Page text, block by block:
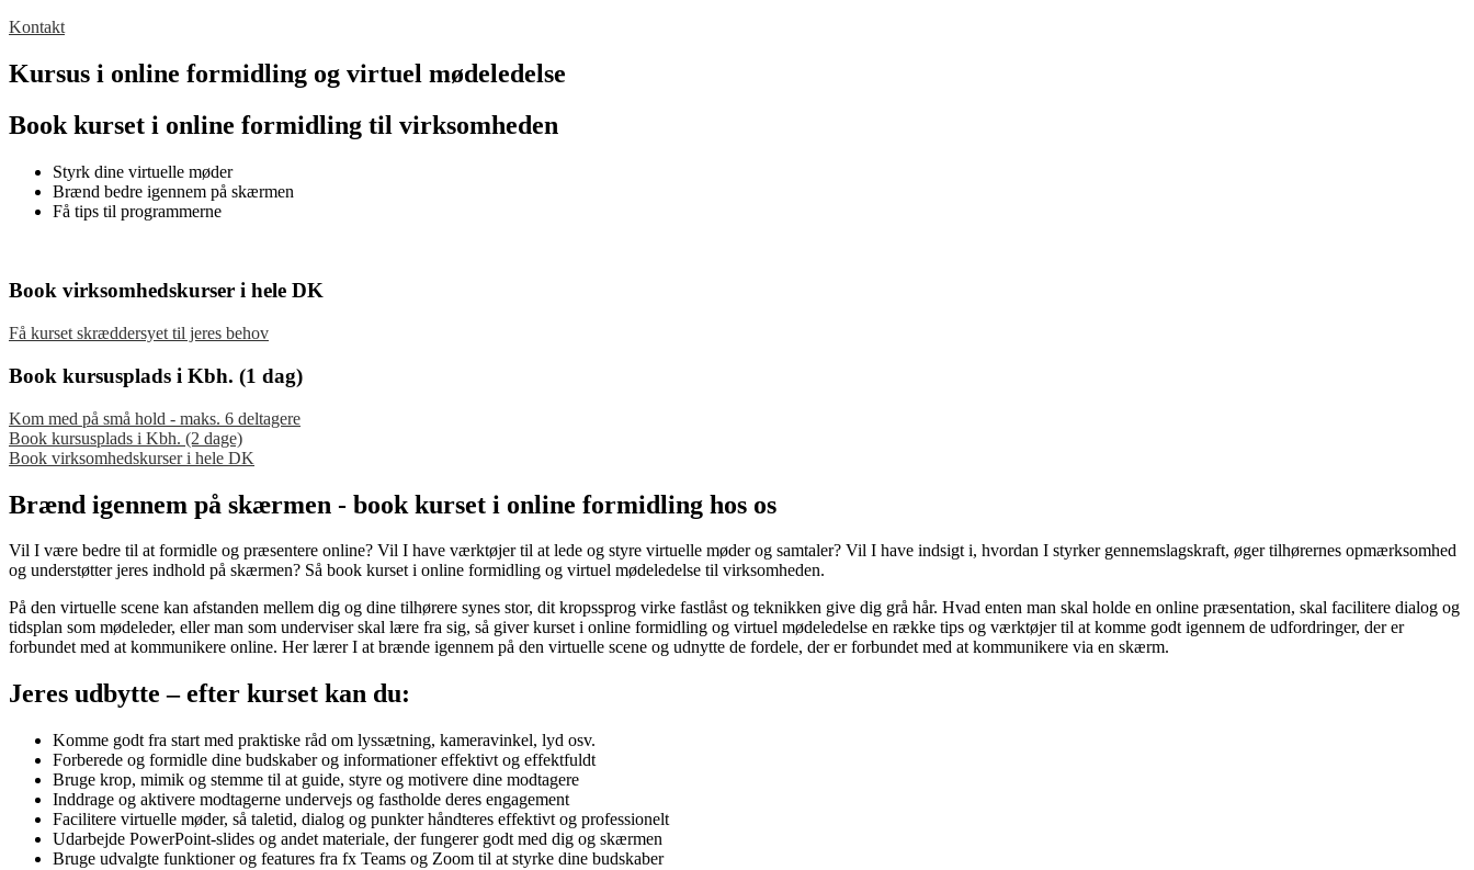
Kontakt
Kursus i online formidling og virtuel mødeledelse
Book kurset i online formidling til virksomheden
Styrk dine virtuelle møder
Brænd bedre igennem på skærmen
Få tips til programmerne
Book virksomhedskurser i hele DK
Få kurset skræddersyet til jeres behov
Book kursusplads i Kbh. (1 dag)
Kom med på små hold - maks. 6 deltagere
Book kursusplads i Kbh. (2 dage)
Book virksomhedskurser i hele DK
Brænd igennem på skærmen - book kurset i online formidling hos os
Vil I være bedre til at formidle og præsentere online? Vil I have værktøjer til at lede og styre virtuelle møder og samtaler? Vil I have indsigt i, hvordan I styrker gennemslagskraft, øger tilhørernes opmærksomhed
og understøtter jeres indhold på skærmen? Så book kurset i online formidling og virtuel mødeledelse til virksomheden.
På den virtuelle scene kan afstanden mellem dig og dine tilhørere synes stor, dit kropssprog virke fastlåst og teknikken give dig grå hår. Hvad enten man skal holde en online præsentation, skal facilitere dialog og
tidsplan som mødeleder, eller man som underviser skal lære fra sig, så giver kurset i online formidling og virtuel mødeledelse en række tips og værktøjer til at komme godt igennem de udfordringer, der er
forbundet med at kommunikere online. Her lærer I at brænde igennem på den virtuelle scene og udnytte de fordele, der er forbundet med at kommunikere via en skærm.
Jeres udbytte – efter kurset kan du:
Komme godt fra start med praktiske råd om lyssætning, kameravinkel, lyd osv.
Forberede og formidle dine budskaber og informationer effektivt og effektfuldt
Bruge krop, mimik og stemme til at guide, styre og motivere dine modtagere
Inddrage og aktivere modtagerne undervejs og fastholde deres engagement
Facilitere virtuelle møder, så taletid, dialog og punkter håndteres effektivt og professionelt
Udarbejde PowerPoint-slides og andet materiale, der fungerer godt med dig og skærmen
Bruge udvalgte funktioner og features fra fx Teams og Zoom til at styrke dine budskaber